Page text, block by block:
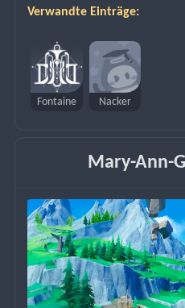
Verwandte Einträge:
Fontaine Nacker
Mary-Ann-